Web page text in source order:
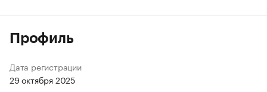
Профиль
Дата регистрации
29 октября 2025